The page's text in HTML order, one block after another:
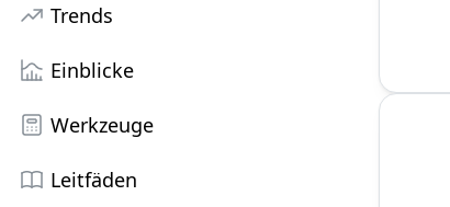
Trends
Einblicke
Werkzeuge
Leitfäden